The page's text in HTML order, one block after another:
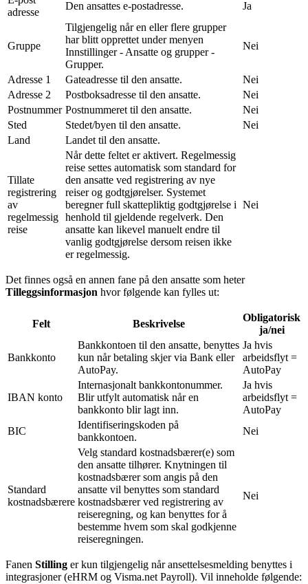
adresse
Den ansattes e-postadresse. Ja
Gruppe
Tilgjengelig når en eller flere grupper
har blitt opprettet under menyen
Innstillinger - Ansatte og grupper -
Grupper.
Nei
Adresse 1 Gateadresse til den ansatte.
Nei
Adresse 2
Postboksadresse til den ansatte.
Nei
Postnummer Postnummeret til den ansatte.
Nei
Sted
Stedet/byen til den ansatte.
Nei
Land
Landet til den ansatte.
Tillate
registrering
av
regelmessig
reise
Når dette feltet er aktivert. Regelmessig
reise settes automatisk som standard for
den ansatte ved registrering av nye
reiser og godtgjørelser. Systemet
beregner full skattepliktig godtgjørelse i
henhold til gjeldende regelverk. Den
ansatte kan likevel manuelt endre til
vanlig godtgjørelse dersom reisen ikke
er regelmessig.
Nei
Det finnes også en annen fane på den ansatte som heter
Tilleggsinformasjon hvor følgende kan fylles ut:
Felt Beskrivelse
Obligatorisk
ja/nei
Bankkonto
Bankkontoen til den ansatte, benyttes
kun når betaling skjer via Bank eller
AutoPay.
Ja hvis
arbeidsflyt =
AutoPay
IBAN konto
Internasjonalt bankkontonummer.
Blir utfylt automatisk når en
bankkonto blir lagt inn.
Ja hvis
arbeidsflyt =
AutoPay
BIC
Identifiseringskoden på
bankkontoen.
Nei
Standard
kostnadsbærere
Velg standard kostnadsbærer(e) som
den ansatte tilhører. Knytningen til
kostnadsbærer som angis på den
ansatte vil benyttes som standard
kostnadsbærer ved registrering av
reiseregning, og kan benyttes for å
bestemme hvem som skal godkjenne
reiseregningen.
Nei
Fanen Stilling er kun tilgjengelig når ansettelsesmelding benyttes i
integrasjoner (eHRM og Visma.net Payroll). Vil inneholde følgende: